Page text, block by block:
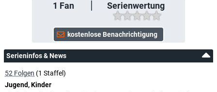
1 Fan Serienwertung
Serieninfos & News
52 Folgen (1 Staffel)
Jugend, Kinder